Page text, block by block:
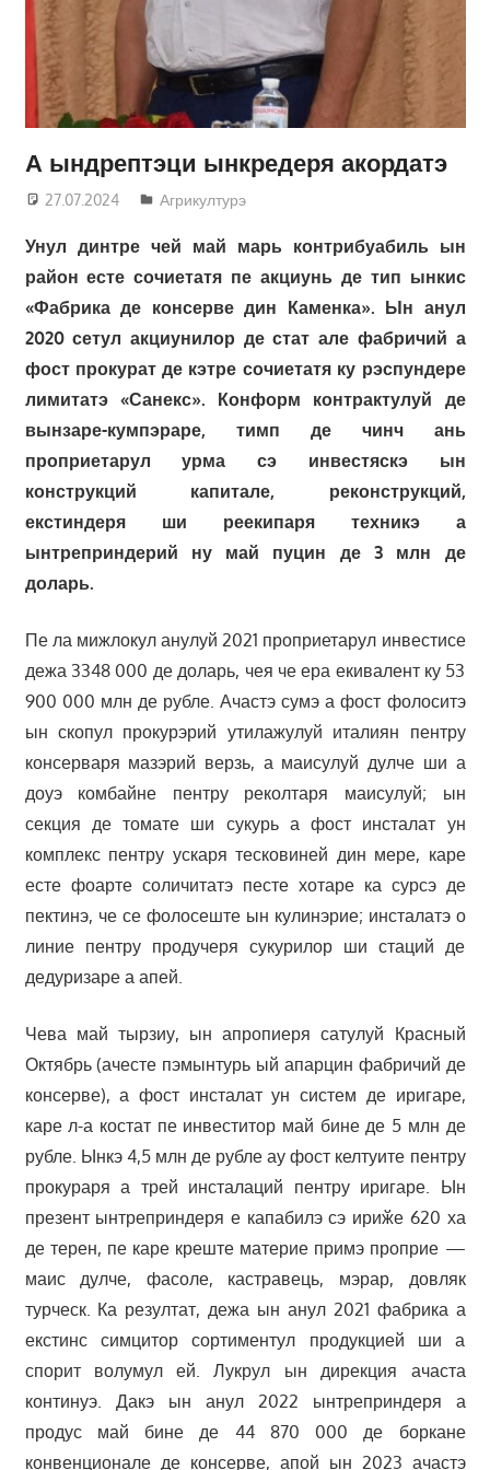
А ындрептэци ынкредеря акордатэ
27.07.2024 Татьяна Трифонова
Агрикултурэ
Унул динтре чей май марь контрибуабиль ын
район есте сочиетатя пе акциунь де тип ынкис
«Фабрика де консерве дин Каменка». Ын анул
2020 сетул акциунилор де стат але фабричий а
фост прокурат де кэтре сочиетатя ку рэспундере
лимитатэ «Санекс». Конформ контрактулуй де
вынзаре-кумпэраре, тимп де чинч ань
проприетарул урма сэ инвестяскэ ын
конструкций капитале, реконструкций,
екстиндеря ши реекипаря техникэ а
ынтреприндерий ну май пуцин де 3 млн де
доларь.
Пе ла мижлокул анулуй 2021 проприетарул инвестисе
дежа 3348 000 де доларь, чея че ера екивалент ку 53
900 000 млн де рубле. Ачастэ сумэ а фост фолоситэ
ын скопул прокурэрий утилажулуй италиян пентру
консерваря мазэрий верзь, а маисулуй дулче ши а
доуэ комбайне пентру реколтаря маисулуй; ын
секция де томате ши сукурь а фост инсталат ун
комплекс пентру ускаря тесковиней дин мере, каре
есте фоарте соличитатэ песте хотаре ка сурсэ де
пектинэ, че се фолосеште ын кулинэрие; инсталатэ о
линие пентру продучеря сукурилор ши стаций де
дедуризаре а апей.
Чева май тырзиу, ын апропиеря сатулуй Красный
Октябрь (ачесте пэмынтурь ый апарцин фабричий де
консерве), а фост инсталат ун систем де иригаре,
каре л-а костат пе инвеститор май бине де 5 млн де
рубле. Ынкэ 4,5 млн де рубле ау фост келтуите пентру
прокураря а трей инсталаций пентру иригаре. Ын
презент ынтреприндеря е капабилэ сэ ириӂе 620 ха
де терен, пе каре креште материе примэ проприе —
маис дулче, фасоле, кастравець, мэрар, довляк
турческ. Ка резултат, дежа ын анул 2021 фабрика а
екстинс симцитор сортиментул продукцией ши а
спорит волумул ей. Лукрул ын дирекция ачаста
континуэ. Дакэ ын анул 2022 ынтреприндеря а
продус май бине де 44 870 000 де боркане
конвенционале де консерве, апой ын 2023 ачастэ